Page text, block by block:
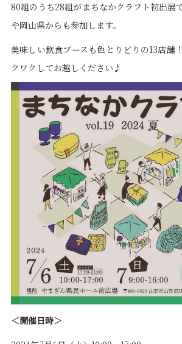
80組のうち28組がまちなかクラフト初出
や岡山県からも参加します。
美味しい飲食ブースも色とりどりの13店舗
クワクしてお越しください♪
＜開催日時＞